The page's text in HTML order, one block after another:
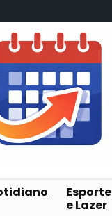
Esporte
e Lazer